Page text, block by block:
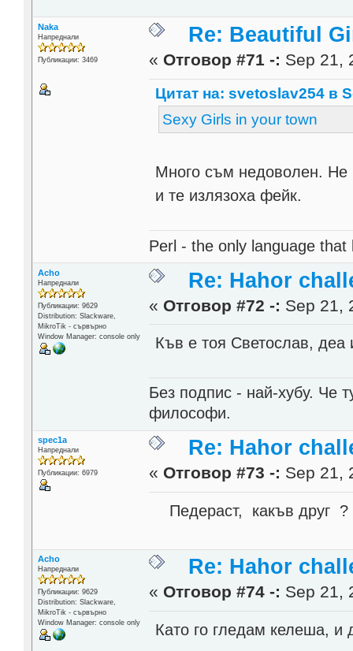
Naka
Напреднали
Публикации: 3469
Re: Beautiful
« Отговор #71 -: Sep 21,
Цитат на: svetoslav254 в
Sexy Girls in your town
Много съм недоволен. Не
и те излязоха фейк.
Perl - the only language
Acho
Напреднали
Публикации: 9629
Distribution: Slackware,
MikroTik - сървърно
Window Manager: console only
Re: Hahor
« Отговор #72 -: Sep 21,
Къв е тоя Светослав, деа
Без подпис - най-хубу. Че
философи.
spec1a
Напреднали
Публикации: 6979
Re: Hahor
« Отговор #73 -: Sep 21,
Педераст, какъв друг
Acho
Напреднали
Публикации: 9629
Distribution: Slackware,
MikroTik - сървърно
Window Manager: console only
Re: Hahor
« Отговор #74 -: Sep 21,
Като го гледам келеша, и